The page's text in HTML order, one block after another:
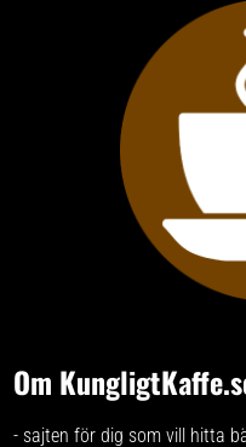
Om
- sajten för dig som vill hitta